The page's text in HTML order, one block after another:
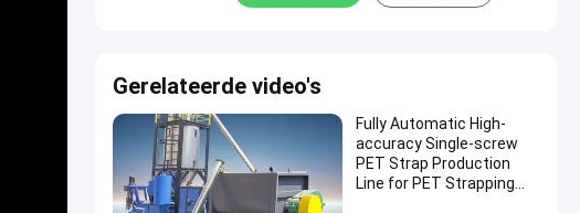
Gerelateerde video's
Fully Automatic High-
accuracy Single-screw
PET Strap Production
Line for PET Strapping